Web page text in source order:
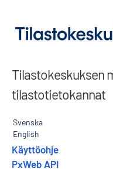
Tilastokeskuksen
tilastotietokannat
Svenska
English
Käyttöohje
PxWeb API